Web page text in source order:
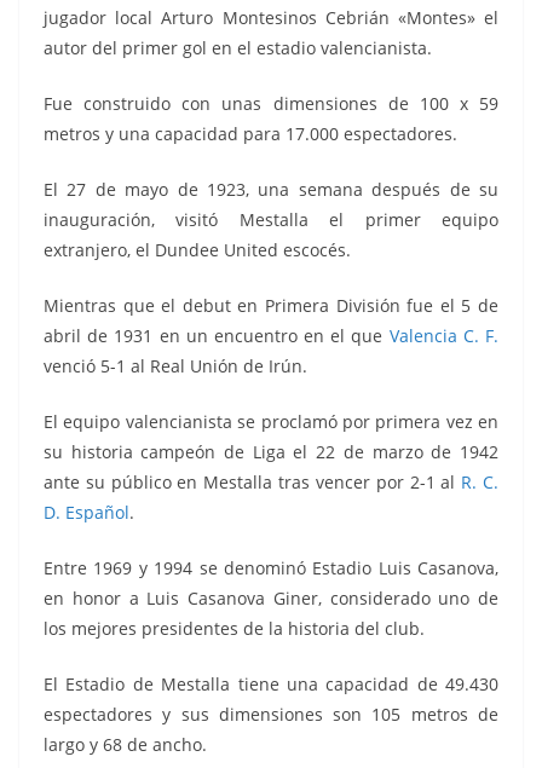
jugador local Arturo Montesinos Cebrián «Montes» el
autor del primer gol en el estadio valencianista.
Fue construido con unas dimensiones de 100 x 59
metros y una capacidad para 17.000 espectadores.
El 27 de mayo de 1923, una semana después de su
inauguración, visitó Mestalla el primer equipo
extranjero, el Dundee United escocés.
Mientras que el debut en Primera División fue el 5 de
abril de 1931 en un encuentro en el que Valencia C. F.
venció 5-1 al Real Unión de Irún.
El equipo valencianista se proclamó por primera vez en
su historia campeón de Liga el 22 de marzo de 1942
ante su público en Mestalla tras vencer por 2-1 al R. C.
D. Español.
Entre 1969 y 1994 se denominó Estadio Luis Casanova,
en honor a Luis Casanova Giner, considerado uno de
los mejores presidentes de la historia del club.
El Estadio de Mestalla tiene una capacidad de 49.430
espectadores y sus dimensiones son 105 metros de
largo y 68 de ancho.